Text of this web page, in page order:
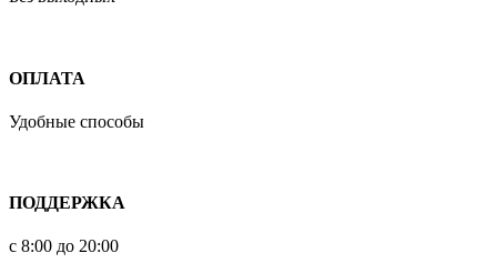
ОПЛАТА
Удобные способы
ПОДДЕРЖКА
с 8:00 до 20:00